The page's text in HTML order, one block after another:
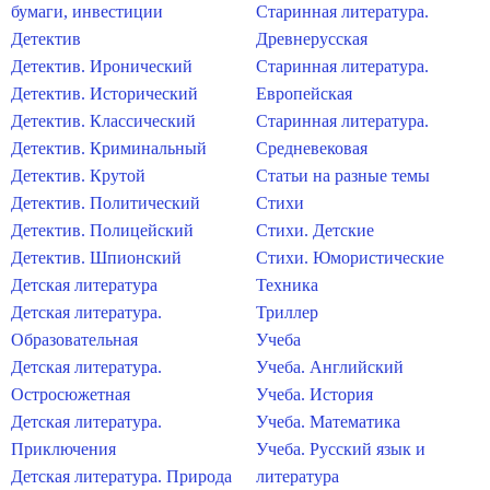
бумаги, инвестиции
Детектив
Детектив. Иронический
Детектив. Исторический
Детектив. Классический
Детектив. Криминальный
Детектив. Крутой
Детектив. Политический
Детектив. Полицейский
Детектив. Шпионский
Детская литература
Детская литература.
Образовательная
Детская литература.
Остросюжетная
Детская литература.
Приключения
Детская литература. Природа
Старинная литература.
Древнерусская
Старинная литература.
Европейская
Старинная литература.
Средневековая
Статьи на разные темы
Стихи
Стихи. Детские
Стихи. Юмористические
Техника
Триллер
Учеба
Учеба. Английский
Учеба. История
Учеба. Математика
Учеба. Русский язык и
литература